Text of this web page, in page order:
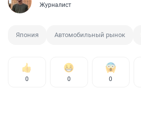
Журналист
Япония Автомобильный рынок
0 0 0